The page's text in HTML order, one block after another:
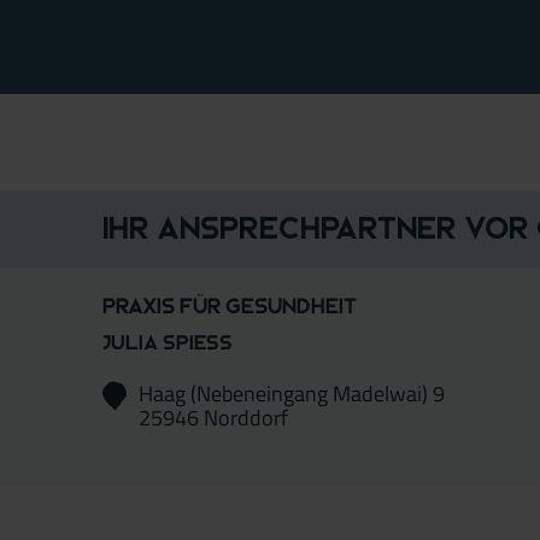
Ihr Ansprechpartner vor
Praxis für Gesundheit
JULIA SPIESS
Haag (Nebeneingang Madelwai) 9
25946 Norddorf